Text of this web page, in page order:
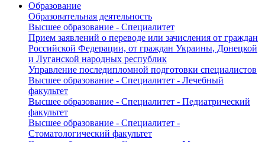
Образование
Образовательная деятельность
Высшее образование - Специалитет
Прием заявлений о переводе или зачисления от граждан
Российской Федерации, от граждан Украины, Донецкой
и Луганской народных республик
Управление последипломной подготовки специалистов
Высшее образование - Специалитет - Лечебный
факультет
Высшее образование - Специалитет - Педиатрический
факультет
Высшее образование - Специалитет -
Стоматологический факультет